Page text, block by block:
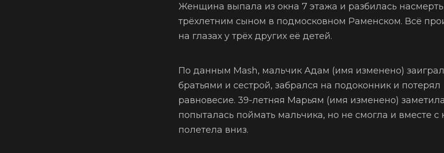
Женщина выпала из окна 7 этажа и разбилась насмерть
трёхлетним сыном в подмосковном Раменском. Всё
на глазах у трёх других её детей.
По данным Mash, мальчик Адам (имя изменено)
братьями и сестрой, забрался на подоконник и потерял
равновесие. 39-летняя Марьям (имя изменено)
попыталась поймать мальчика, но не смогла и вместе с
полетела вниз.